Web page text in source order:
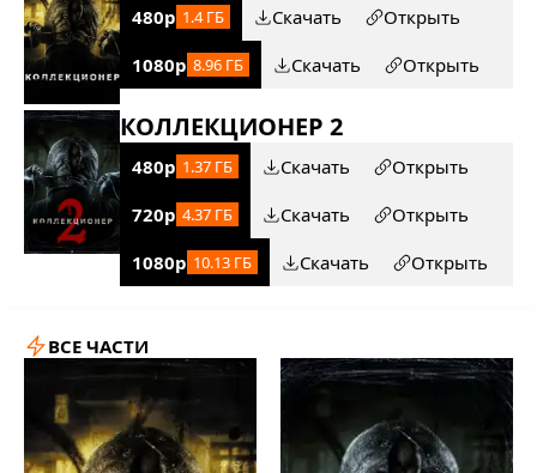
480p 1.4 ГБ Скачать
Открыть
1080p 8.96 ГБ Скачать Открыть
КОЛЛЕКЦИОНЕР 2
480p 1.37 ГБ Скачать
Открыть
720p 4.37 ГБ Скачать
Открыть
1080p 10.13 ГБ Скачать Открыть
ВСЕ ЧАСТИ